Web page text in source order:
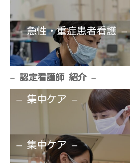
– 急性・重症患者看護 –
– 認定看護師 紹介 –
– 集中ケア –
– 集中ケア –